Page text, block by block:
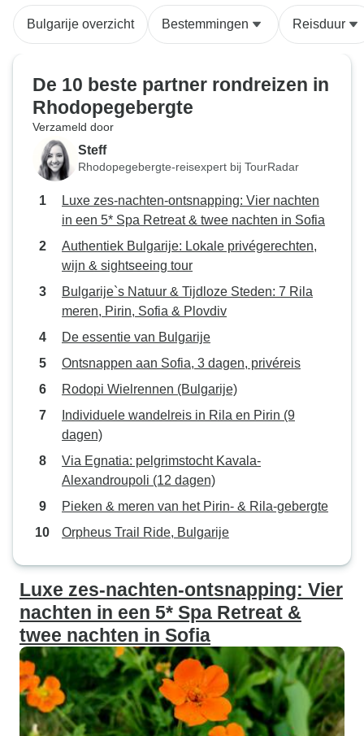
Bulgarije overzicht Bestemmingen Reisduur
De 10 beste partner rondreizen in
Rhodopegebergte
Verzameld door
Steff
Rhodopegebergte-reisexpert bij TourRadar
Luxe zes-nachten-ontsnapping: Vier nachten
in een 5* Spa Retreat & twee nachten in Sofia
Authentiek Bulgarije: Lokale privégerechten,
wijn & sightseeing tour
Bulgarije`s Natuur & Tijdloze Steden: 7 Rila
meren, Pirin, Sofia & Plovdiv
De essentie van Bulgarije
Ontsnappen aan Sofia, 3 dagen, privéreis
Rodopi Wielrennen (Bulgarije)
Individuele wandelreis in Rila en Pirin (9
dagen)
Via Egnatia: pelgrimstocht Kavala-
Alexandroupoli (12 dagen)
Pieken & meren van het Pirin- & Rila-gebergte
Orpheus Trail Ride, Bulgarije
Luxe zes-nachten-ontsnapping: Vier
nachten in een 5* Spa Retreat &
twee nachten in Sofia